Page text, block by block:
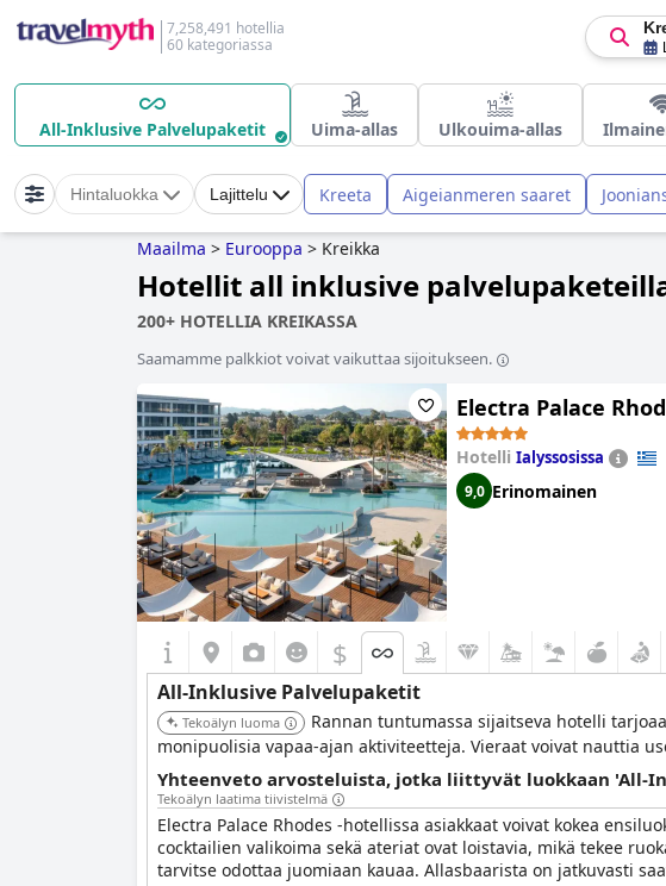
7,258,491 hotellia
60 kategoriassa
All-Inklusive Palvelupaketit Uima-allas Ulkouima-allas
Hintaluokka Lajittelu Kreeta Aigeianmeren saaret
Maailma > Eurooppa > Kreikka
Hotellit all inklusive
200+ HOTELLIA KREIKASSA
Saamamme palkkiot voivat vaikuttaa sijoitukseen.
Electra Palace
Hotelli Ialyssosissa
9,0 Erinomainen
$
All-Inklusive Palvelupaketit
Tekoälyn luoma
Rannan tuntumassa sijaitseva hotelli
monipuolisia vapaa-ajan aktiviteetteja. Vieraat voivat nauttia
Yhteenveto arvosteluista, jotka liittyvät luokkaan 'All-
Tekoälyn laatima tiivistelmä
Electra Palace Rhodes -hotellissa asiakkaat voivat kokea
cocktailien valikoima sekä ateriat ovat loistavia, mikä tekee
tarvitse odottaa juomiaan kauaa. Allasbaarista on jatkuvasti